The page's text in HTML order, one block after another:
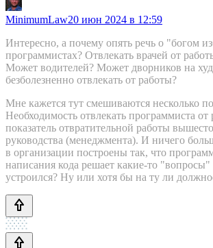
MinimumLaw20 июн 2024 в 12:59
Интересно, а почему опять речь о "богом
программистах? Отвлекать врачей от
Может водителей? Может дворников на
безболезненно отвлекать от работы?
Мне кажется тут смешиваются несколько
Необходимость отвлекать программиста от
показатель отвратительной работы
руководства (менеджмента). И ничего
в организации построены так, что
написания кода решает какие-то "вопросы"
устроился? Ну или хотя бы на ту ли